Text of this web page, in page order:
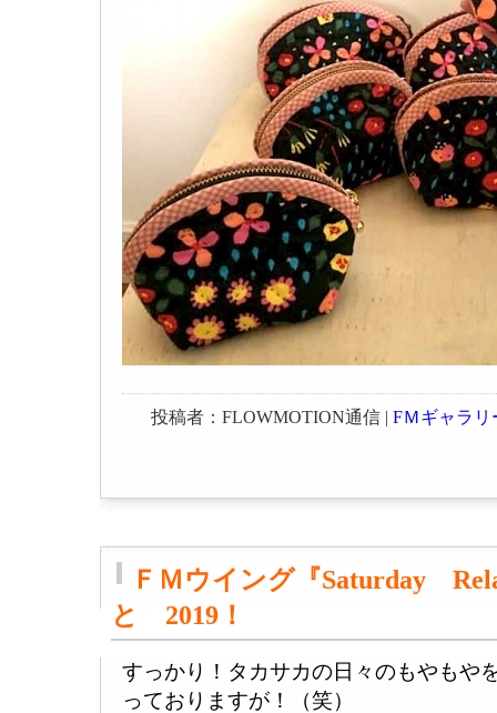
投稿者：FLOWMOTION通信 | FＭギャラリ
ＦＭウイング『Saturday
と 2019！
すっかり！タカサカの日々のもやもや
っておりますが！（笑）